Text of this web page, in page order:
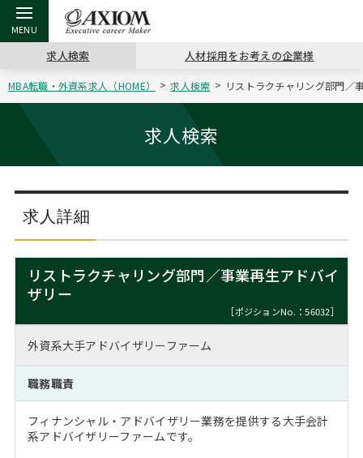
戻る
アクシアムの特長
戻る
コンサ
サービス案内
戻る
キャリ
コンサルタントの紹介
戻る
キャリア支援 TOP
キャリアデザイン講座
（最新求人市場動向）
戻る
MBAの
ステージ別アドバイス
MBAの転職事例
MBA留学生数の推移
戻る
日本か
インターン受入企業一覧
MBAを生かす求人特集
戻る
転職ツール TOP
英文レジュメの書き方
戻る
パワー
職務経歴書の書き方
よくある面接Q&A集
戻る
転職コラム TOP
“展”職相談室
転職市場の明日をよめ
転職成功への4つの鍵
戻る
イベント・セミナー TOP
ジョブフェア
キャリアデザインセミナー
キャリアフォーラム
MBA NETWORKING
戻る
会社概要 TOP
沿革
主なクライアント
採用情報
求人検索 人材採用をお考えの企業様
MBA転職・外資系求人（HOME） 求人検索 リストラクチャリング部門／
求人検索
求人詳細
リストラクチャリング部門／事業再生アドバイ
ザリー
［ポジションNo.：56032］
外資系大手アドバイザリーファーム
職務職責
フィナンシャル・アドバイザリー業務を提供する大手会計
系アドバイザリーファームです。